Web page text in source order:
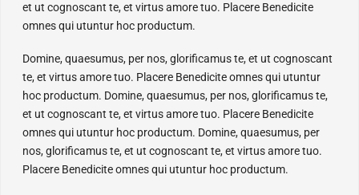
et ut cognoscant te, et virtus amore tuo. Placere Benedicite
omnes qui utuntur hoc productum.
Domine, quaesumus, per nos, glorificamus te, et ut cognoscant
te, et virtus amore tuo. Placere Benedicite omnes qui utuntur
hoc productum. Domine, quaesumus, per nos, glorificamus te,
et ut cognoscant te, et virtus amore tuo. Placere Benedicite
omnes qui utuntur hoc productum. Domine, quaesumus, per
nos, glorificamus te, et ut cognoscant te, et virtus amore tuo.
Placere Benedicite omnes qui utuntur hoc productum.